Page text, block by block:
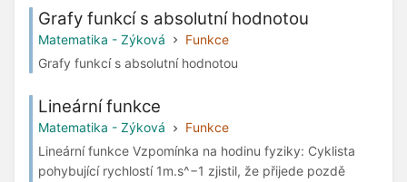
Grafy funkcí s absolutní hodnotou
Matematika - Zýková
Funkce
Grafy funkcí s absolutní hodnotou
Lineární funkce
Matematika - Zýková
Funkce
Lineární funkce Vzpomínka na hodinu fyziky: Cyklista
pohybující rychlostí 1m.s^−1 zjistil, že přijede pozdě